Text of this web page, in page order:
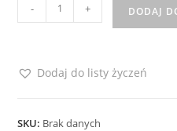
Podstawka
Star
7151
- + DODAJ
Dodaj do listy życzeń
SKU: Brak danych